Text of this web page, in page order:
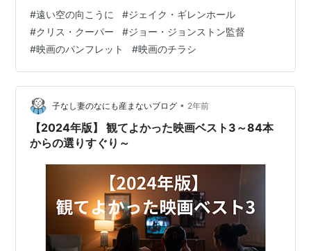
以来その大きな感動と実話であるということなどが話題
を呼び口コミでファンが広がりロングラン・ヒットとな
った。運命を変えようと夢を追う少年と、それを厳しく
も暖かく見つめる父。全米のマスコミが絶賛した感動の
実話です。 今を遡ること40数年――ソビエトは世界で初
めて人工衛星スプー…
#遠い空の向こうに #ジェイク・ギレンホール
#クリス・クーパー #ジョー・ジョンストン監督
#映画のパンフレット #映画のチラシ
子なし妻のなにも産まないブログ • 2年前
【2024年版】 観てよかった映画ベスト3～84本
からの選りすぐり～